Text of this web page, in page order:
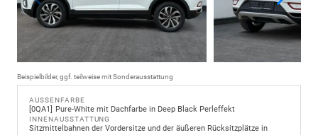
Beispielbilder, ggf. teilweise mit Sonderausstattung
AUSSENFARBE
0QA1 Pure-White mit Dachfarbe in Deep Black Perleffekt
INNENAUSSTATTUNG
Sitzmittelbahnen der Vordersitze und der äußeren Rücksitzplätze in